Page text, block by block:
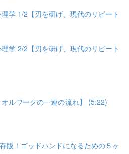
学 1/2【刃を研げ、現代のリピート
学 2/2【刃を研げ、現代のリピート
ルワークの一連の流れ】 (5:22)
版！ゴッドハンドになるための５ヶ